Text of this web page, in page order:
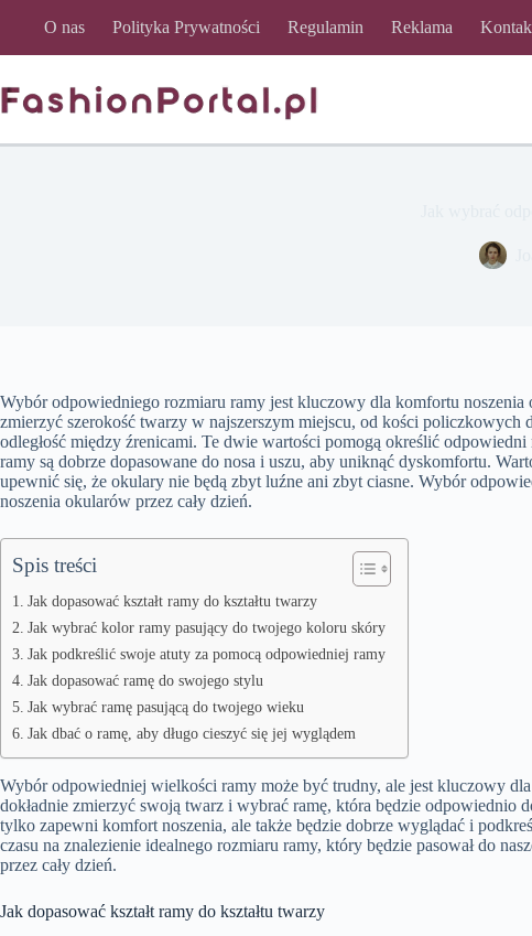
O nas Polityka Prywatności Regulamin Reklama
Wybór odpowiedniego rozmiaru ramy jest kluczowy dla komfortu
zmierzyć szerokość twarzy w najszerszym miejscu, od kości
odległość między źrenicami. Te dwie wartości pomogą określić
ramy są dobrze dopasowane do nosa i uszu, aby uniknąć dyskomfortu.
upewnić się, że okulary nie będą zbyt luźne ani zbyt ciasne. Wybór
noszenia okularów przez cały dzień.
Spis treści
Jak dopasować kształt ramy do kształtu twarzy
Jak wybrać kolor ramy pasujący do twojego koloru skóry
Jak podkreślić swoje atuty za pomocą odpowiedniej ramy
Jak dopasować ramę do swojego stylu
Jak wybrać ramę pasującą do twojego wieku
Jak dbać o ramę, aby długo cieszyć się jej wyglądem
Wybór odpowiedniej wielkości ramy może być trudny, ale jest kluczowy
dokładnie zmierzyć swoją twarz i wybrać ramę, która będzie odpowiednio
tylko zapewni komfort noszenia, ale także będzie dobrze wyglądać i
czasu na znalezienie idealnego rozmiaru ramy, który będzie pasował do
przez cały dzień.
Jak dopasować kształt ramy do kształtu twarzy